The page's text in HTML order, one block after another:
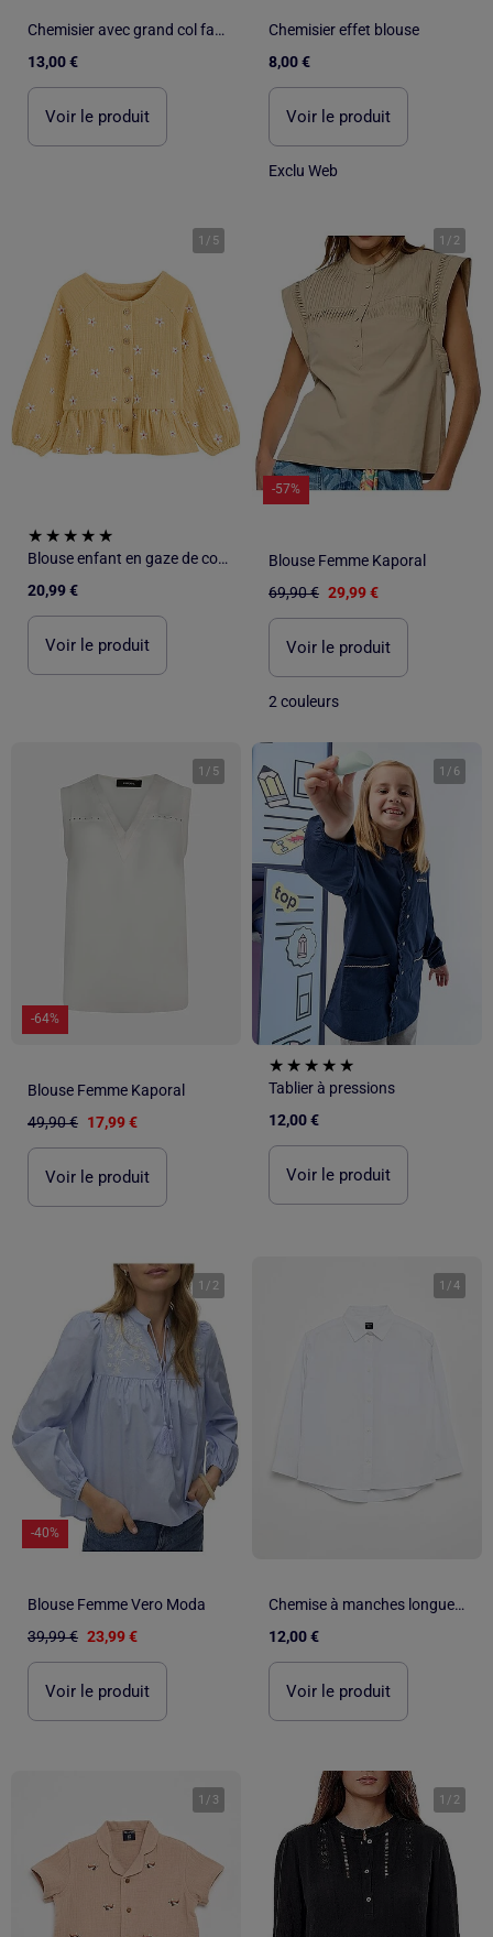
Chemisier avec grand col fantaisie
13,00 €
Voir le produit
Chemisier effet blouse
8,00 €
Voir le produit
Exclu Web
1 / 5
Blouse enfant en gaze de coton Camila
20,99 €
Voir le produit
1 / 2
-57%
Blouse Femme Kaporal
69,90 € 29,99 €
Voir le produit
2 couleurs
1 / 5
-64%
Blouse Femme Kaporal
49,90 € 17,99 €
Voir le produit
1 / 6
Tablier à pressions
12,00 €
Voir le produit
1 / 2
-40%
Blouse Femme Vero Moda
39,99 € 23,99 €
Voir le produit
1 /4
Chemise à manches longues en coton
12,00 €
Voir le produit
1 / 3 1 / 2